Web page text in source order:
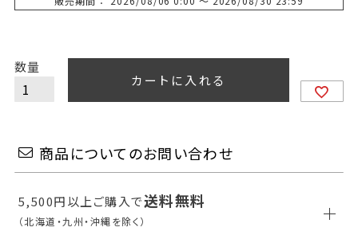
カートに入れる
商品についてのお問い合わせ
5,500円以上ご購入で送料無料
（北海道・九州・沖縄を除く）